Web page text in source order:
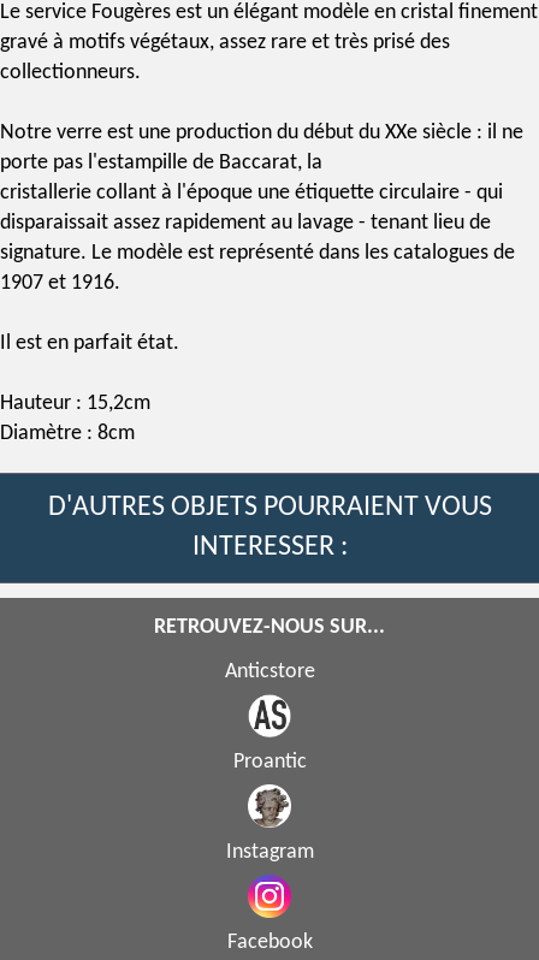
Le service Fougères est un élégant modèle en cristal finement
gravé à motifs végétaux, assez rare et très prisé des
collectionneurs.
Notre verre est une production du début du XXe siècle : il ne
porte pas l'estampille de Baccarat, la
cristallerie collant à l'époque une étiquette circulaire - qui
disparaissait assez rapidement au lavage - tenant lieu de
signature. Le modèle est représenté dans les catalogues de
1907 et 1916.
Il est en parfait état.
Hauteur : 15,2cm
Diamètre : 8cm
D'AUTRES OBJETS POURRAIENT VOUS
INTERESSER :
RETROUVEZ-NOUS SUR...
Anticstore
Proantic
Instagram
Facebook